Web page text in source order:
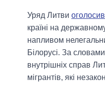
Уряд Литви оголосив
країні на
напливом
Білорусі. За
внутрішніх справ
мігрантів, які